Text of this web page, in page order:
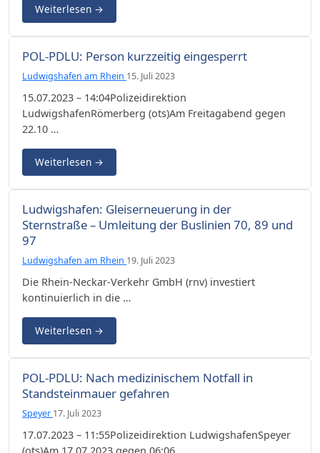
Weiterlesen →
POL-PDLU: Person kurzzeitig eingesperrt
Ludwigshafen am Rhein 15. Juli 2023
15.07.2023 – 14:04Polizeidirektion
LudwigshafenRömerberg (ots)Am Freitagabend gegen
22.10 …
Weiterlesen →
Ludwigshafen: Gleiserneuerung in der
Sternstraße – Umleitung der Buslinien 70, 89 und
97
Ludwigshafen am Rhein 19. Juli 2023
Die Rhein-Neckar-Verkehr GmbH (rnv) investiert
kontinuierlich in die …
Weiterlesen →
POL-PDLU: Nach medizinischem Notfall in
Standsteinmauer gefahren
Speyer 17. Juli 2023
17.07.2023 – 11:55Polizeidirektion LudwigshafenSpeyer